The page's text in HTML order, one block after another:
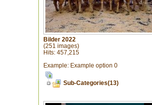
Bilder 2022
(251 images)
Hits: 457,215
Example: Example option 0
Sub-Categories(13)